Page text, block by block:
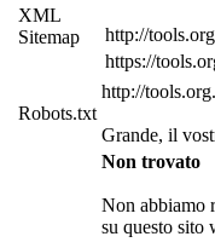
XML
Sitemap
http://
https://
Robots.txt
http://
Grande, il
Non trovato
Non abbiamo
su questo sito